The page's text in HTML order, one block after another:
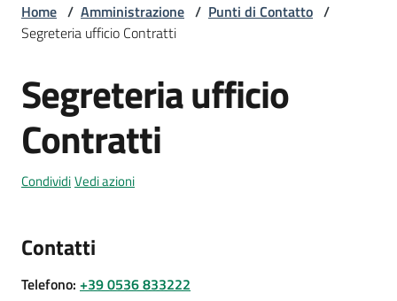
Novità
Servizi
Modenese
Home / Amministrazione / Punti di Contatto /
Segreteria ufficio Contratti
Salta al contenuto
Segreteria ufficio
Contratti
CondividiVedi azioni
Contatti
Telefono: +39 0536 833222